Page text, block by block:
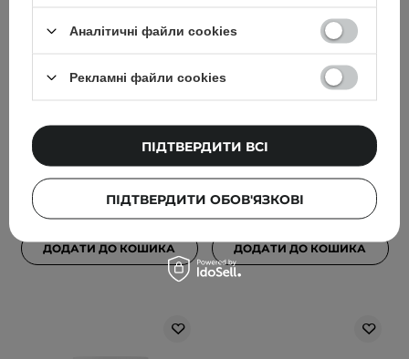
Cream -
Зволожувальний крем
церамідами та
88
1 399,00 ГРН
1 329,00 ГРН
ДОДАТИ ДО КОШИКА
Quercetinol Pore Deep
Cleansing Foam - Пінка
для глибокого
очищення обличчя -
549,00 ГРН
ДОДАТИ ДО КОШИКА
Аналітичні файли cookies
Рекламні файли cookies
ПІДТВЕРДИТИ ОБОВ'ЯЗКОВІ
ПІДТВЕРДИТИ ВСІ